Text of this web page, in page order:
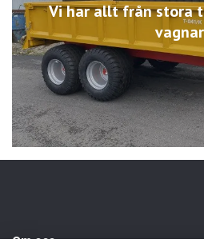
Vi har allt från stora
vagnar
Om oss